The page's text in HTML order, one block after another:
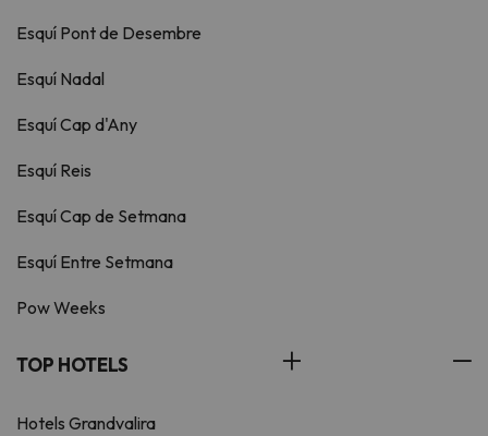
Esquí Pont de Desembre
Esquí Nadal
Esquí Cap d'Any
Esquí Reis
Esquí Cap de Setmana
Esquí Entre Setmana
Pow Weeks
TOP HOTELS
Hotels Grandvalira